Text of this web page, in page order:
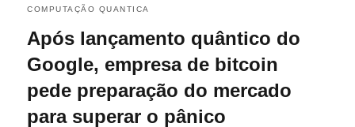
COMPUTAÇÃO QUANTICA
Após lançamento quântico do
Google, empresa de bitcoin
pede preparação do mercado
para superar o pânico